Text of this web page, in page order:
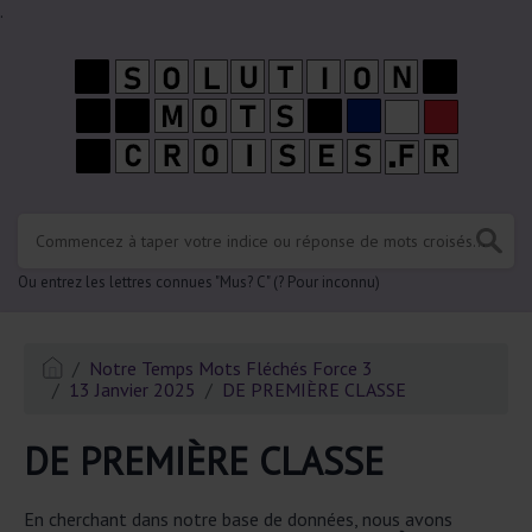
.
Ou entrez les lettres connues "Mus? C" (? Pour inconnu)
Notre Temps Mots Fléchés Force 3
13 Janvier 2025
DE PREMIÈRE CLASSE
DE PREMIÈRE CLASSE
En cherchant dans notre base de données, nous avons